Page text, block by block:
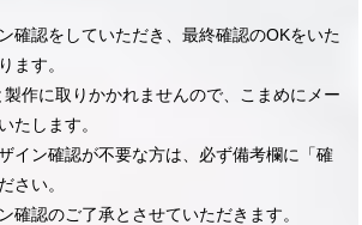
確認をしていただき、最終確認のOKをいた
ます。
作に取りかかれませんので、こまめにメー
たします。
イン確認が不要な方は、必ず備考欄に「確
さい。
確認のご了承とさせていただきます。